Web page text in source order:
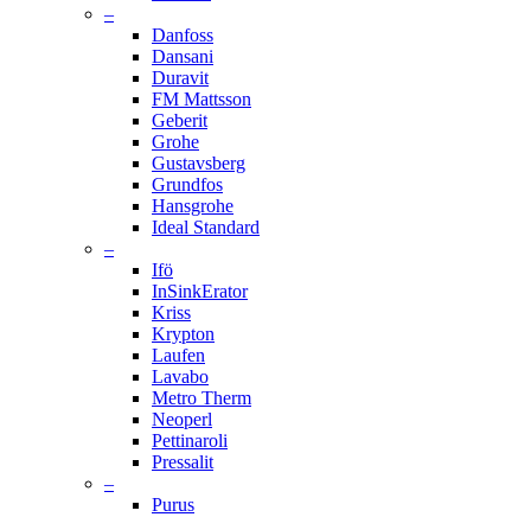
–
Danfoss
Dansani
Duravit
FM Mattsson
Geberit
Grohe
Gustavsberg
Grundfos
Hansgrohe
Ideal Standard
–
Ifö
InSinkErator
Kriss
Krypton
Laufen
Lavabo
Metro Therm
Neoperl
Pettinaroli
Pressalit
–
Purus